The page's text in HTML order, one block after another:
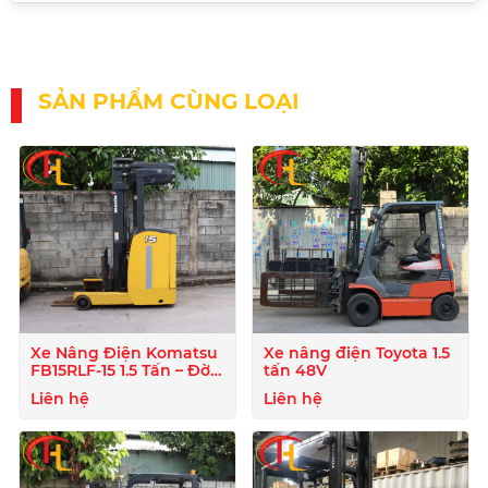
SẢN PHẨM CÙNG LOẠI
Xe Nâng Điện Komatsu
FB15RLF-15 1.5 Tấn – Đời
2020
Liên hệ
Xe nâng điện Toyota 1.5
tấn 48V
Liên hệ